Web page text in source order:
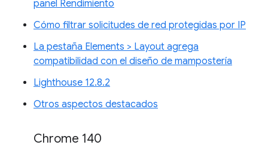
panel Rendimiento
Cómo filtrar solicitudes de red protegidas por IP
La pestaña Elements > Layout agrega
compatibilidad con el diseño de mampostería
Lighthouse 12.8.2
Otros aspectos destacados
Chrome 140